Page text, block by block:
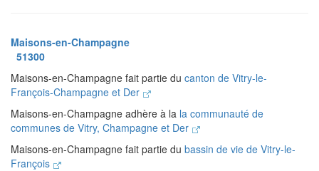
Maisons-en-Champagne
51300
Maisons-en-Champagne fait partie du canton de Vitry-le-
François-Champagne et Der
Maisons-en-Champagne adhère à la la communauté de
communes de Vitry, Champagne et Der
Maisons-en-Champagne fait partie du bassin de vie de Vitry-le-
François